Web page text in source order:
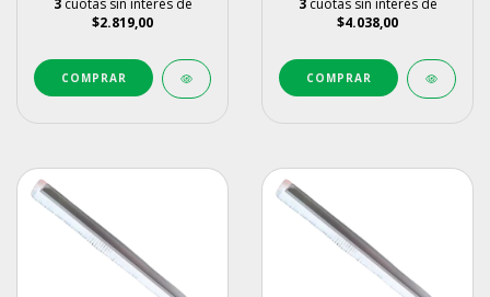
3 cuotas sin interés de
$2.819,00
3 cuotas sin interés de
$4.038,00